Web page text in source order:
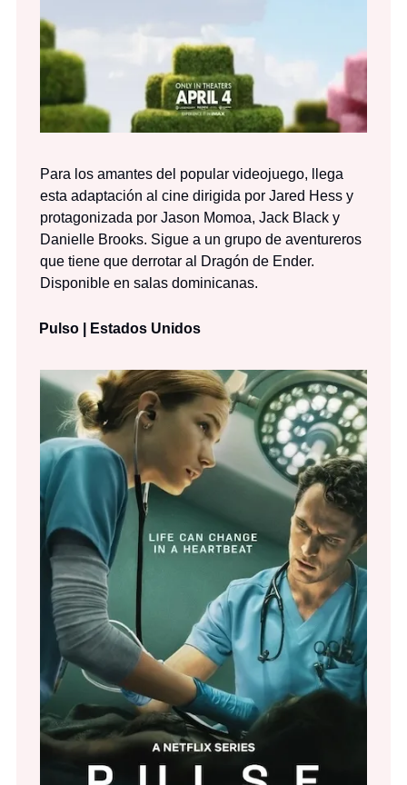
Para los amantes del popular videojuego, llega
esta adaptación al cine dirigida por Jared Hess y
protagonizada por Jason Momoa, Jack Black y
Danielle Brooks. Sigue a un grupo de aventureros
que tiene que derrotar al Dragón de Ender.
Disponible en salas dominicanas.
Pulso | Estados Unidos